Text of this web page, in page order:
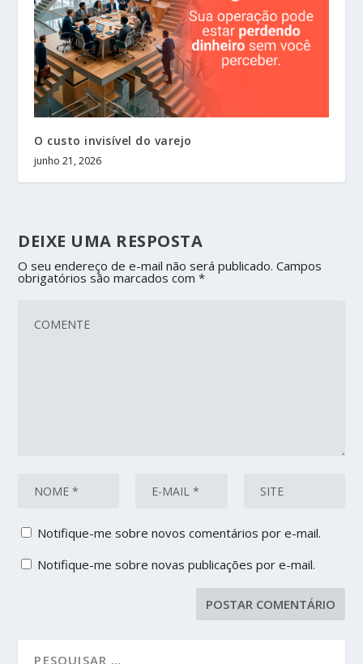
O custo invisível do varejo
junho 21, 2026
DEIXE UMA RESPOSTA
O seu endereço de e-mail não será publicado. Campos
obrigatórios são marcados com*
Notifique-me sobre novos comentários por e-mail.
Notifique-me sobre novas publicações por e-mail.